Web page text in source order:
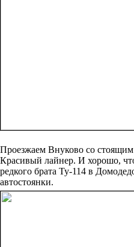
Проезжаем Внуково со
Красивый лайнер. И хорошо,
редкого брата Ту-114 в
автостоянки.